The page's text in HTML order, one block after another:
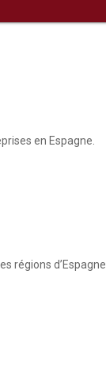
en Espagne.
régions d’Espagne.